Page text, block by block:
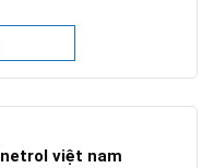
việt nam